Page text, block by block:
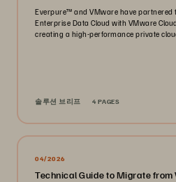
Everpure™ and VMware have partnered
Enterprise Data Cloud with VMware
creating a high-performance private
솔루션 브리프 4 PAGES
04/2026
Technical Guide to Migrate